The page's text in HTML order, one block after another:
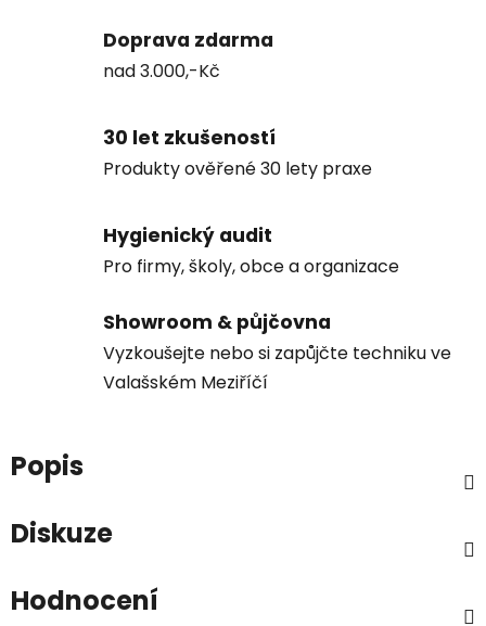
Doprava zdarma
nad 3.000,-Kč
30 let zkušeností
Produkty ověřené 30 lety praxe
Hygienický audit
Pro firmy, školy, obce a organizace
Showroom & půjčovna
Vyzkoušejte nebo si zapůjčte techniku ve
Valašském Meziříčí
Popis
Diskuze
Hodnocení